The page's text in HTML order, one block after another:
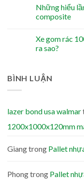
Những hiểu
composite
Xe gom rác
ra sao?
BÌNH LUẬN
lazer bond usa walmar
1200x1000x120mm
Giangtrong Pallet
Phongtrong Pallet